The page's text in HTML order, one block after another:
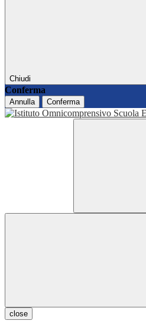
Chiudi
Conferma
Annulla Conferma
close